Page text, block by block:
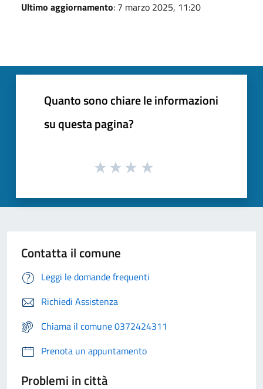
Ultimo aggiornamento: 7 marzo 2025, 11:20
Quanto sono chiare le informazioni
su questa pagina?
Contatta il comune
Leggi le domande frequenti
Richiedi Assistenza
Chiama il comune 0372424311
Prenota un appuntamento
Problemi in città